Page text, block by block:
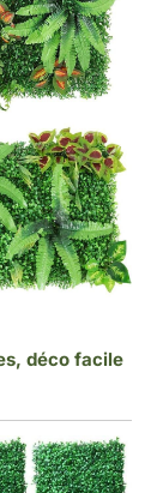
déco facile